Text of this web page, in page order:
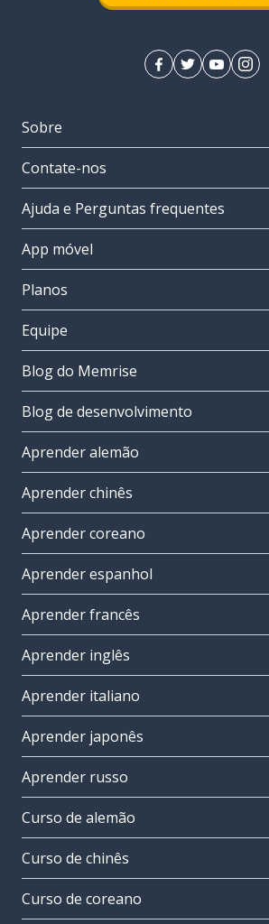
Sobre
Contate-nos
Ajuda e Perguntas frequentes
App móvel
Planos
Equipe
Blog do Memrise
Blog de desenvolvimento
Aprender alemão
Aprender chinês
Aprender coreano
Aprender espanhol
Aprender francês
Aprender inglês
Aprender italiano
Aprender japonês
Aprender russo
Curso de alemão
Curso de chinês
Curso de coreano